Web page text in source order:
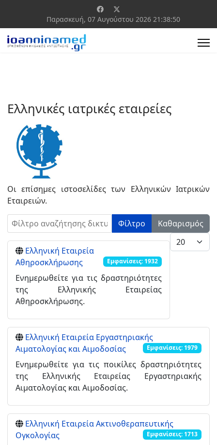
Παρασκευή, 07 Αυγούστου 2026 21:38:51
Ελληνικές ιατρικές εταιρείες
Οι επίσημες ιστοσελίδες των Ελληνικών Ιατρικών
Εταιρειών.
Φίλτρο αναζήτησης δικτυακών συνδέσμων
Φίλτρο
Καθαρισμός
Εμφάνιση #
Ελληνική Εταιρεία
Αθηροσκλήρωσης
Εμφανίσεις: 1932
Ενημερωθείτε για τις δραστηριότητες
της Ελληνικής Εταιρείας
Αθηροσκλήρωσης.
Ελληνική Εταιρεία Εργαστηριακής
Αιματολογίας και Αιμοδοσίας
Εμφανίσεις: 1979
Ενημερωθείτε για τις ποικίλες δραστηριότητες
της Ελληνικής Εταιρείας Εργαστηριακής
Αιματολογίας και Αιμοδοσίας.
Ελληνική Εταιρεία Ακτινοθεραπευτικής
Ογκολογίας
Εμφανίσεις: 1713